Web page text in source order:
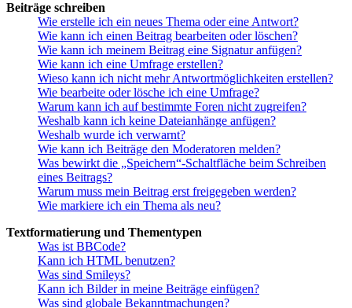
Beiträge schreiben
Wie erstelle ich ein neues Thema oder eine Antwort?
Wie kann ich einen Beitrag bearbeiten oder löschen?
Wie kann ich meinem Beitrag eine Signatur anfügen?
Wie kann ich eine Umfrage erstellen?
Wieso kann ich nicht mehr Antwortmöglichkeiten erstellen?
Wie bearbeite oder lösche ich eine Umfrage?
Warum kann ich auf bestimmte Foren nicht zugreifen?
Weshalb kann ich keine Dateianhänge anfügen?
Weshalb wurde ich verwarnt?
Wie kann ich Beiträge den Moderatoren melden?
Was bewirkt die „Speichern“-Schaltfläche beim Schreiben
eines Beitrags?
Warum muss mein Beitrag erst freigegeben werden?
Wie markiere ich ein Thema als neu?
Textformatierung und Thementypen
Was ist BBCode?
Kann ich HTML benutzen?
Was sind Smileys?
Kann ich Bilder in meine Beiträge einfügen?
Was sind globale Bekanntmachungen?